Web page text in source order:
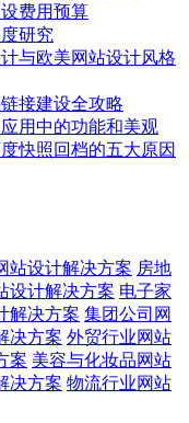
费用预算
研究
与欧美网站设计风格
接建设全攻略
用中的功能和美观
快照回档的五大原因
站设计解决方案 房地
设计解决方案 电子家
解决方案 集团公司网
决方案 外贸行业网站
案 美容与化妆品网站
决方案 物流行业网站